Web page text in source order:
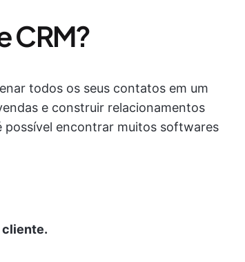
CRM?
todos os seus contatos em um
e construir relacionamentos
possível encontrar muitos softwares
cliente.